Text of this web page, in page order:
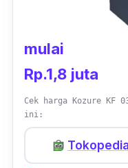
dengan dimensi
memiliki
yang bisa
mulai
Rp.1,8 juta
Cek harga Kozure KF
ini: